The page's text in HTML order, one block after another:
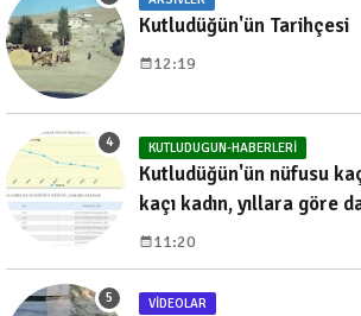
Kutludüğün'ün Tarihçesi
12:19
KUTLUDUGUN-HABERLERI
Kutludüğün'ün nüfusu
kaçı kadın, yıllara göre
11:20
VIDEOLAR